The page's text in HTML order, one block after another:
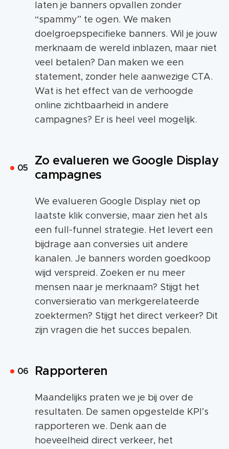
laten je banners opvallen zonder
“spammy” te ogen. We maken
doelgroepspecifieke banners. Wil je jouw
merknaam de wereld inblazen, maar niet
veel betalen? Dan maken we een
statement, zonder hele aanwezige CTA.
Wat is het effect van de verhoogde
online zichtbaarheid in andere
campagnes? Er is heel veel mogelijk.
Zo evalueren we Google Display
campagnes
We evalueren Google Display niet op
laatste klik conversie, maar zien het als
een full-funnel strategie. Het levert een
bijdrage aan conversies uit andere
kanalen. Je banners worden goedkoop
wijd verspreid. Zoeken er nu meer
mensen naar je merknaam? Stijgt het
conversieratio van merkgerelateerde
zoektermen? Stijgt het direct verkeer? Dit
zijn vragen die het succes bepalen.
Rapporteren
Maandelijks praten we je bij over de
resultaten. De samen opgestelde KPI’s
rapporteren we. Denk aan de
hoeveelheid direct verkeer, het